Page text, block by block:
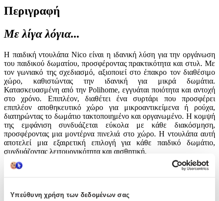
Υπεύθυνη χρήση των δεδομένων σας
Περιγραφή
Με λίγα λόγια...
Η παιδική ντουλάπα Nico είναι η ιδανική λύση για την οργάνωση
του παιδικού δωματίου, προσφέροντας πρακτικότητα και στυλ. Με
τον γωνιακό της σχεδιασμό, αξιοποιεί στο έπακρο τον διαθέσιμο
χώρο, καθιστώντας την ιδανική για μικρά δωμάτια.
Κατασκευασμένη από την Polihome, εγγυάται ποιότητα και αντοχή
στο χρόνο. Επιπλέον, διαθέτει ένα συρτάρι που προσφέρει
επιπλέον αποθηκευτικό χώρο για μικροαντικείμενα ή ρούχα,
διατηρώντας το δωμάτιο τακτοποιημένο και οργανωμένο. Η κομψή
της εμφάνιση συνδυάζεται εύκολα με κάθε διακόσμηση,
προσφέροντας μια μοντέρνα πινελιά στο χώρο. Η ντουλάπα αυτή
αποτελεί μια εξαιρετική επιλογή για κάθε παιδικό δωμάτιο,
συνδυάζοντας λειτουργικότητα και αισθητική.
Χαρακτηριστικά
Κατασκευαστής: